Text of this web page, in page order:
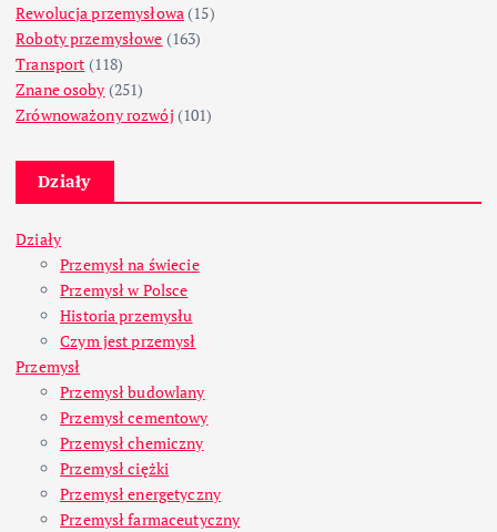
Rewolucja przemysłowa (15)
Roboty przemysłowe (163)
Transport (118)
Znane osoby (251)
Zrównoważony rozwój (101)
Działy
Działy
Przemysł na świecie
Przemysł w Polsce
Historia przemysłu
Czym jest przemysł
Przemysł
Przemysł budowlany
Przemysł cementowy
Przemysł chemiczny
Przemysł ciężki
Przemysł energetyczny
Przemysł farmaceutyczny